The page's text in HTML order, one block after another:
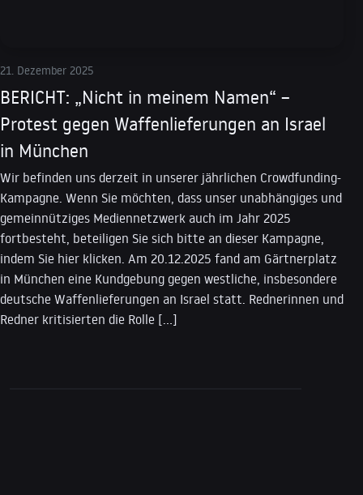
21. Dezember 2025
BERICHT: „Nicht in meinem Namen“ –
Protest gegen Waffenlieferungen an Israel
in München
Wir befinden uns derzeit in unserer jährlichen Crowdfunding-
Kampagne. Wenn Sie möchten, dass unser unabhängiges und
gemeinnütziges Mediennetzwerk auch im Jahr 2025
fortbesteht, beteiligen Sie sich bitte an dieser Kampagne,
indem Sie hier klicken. Am 20.12.2025 fand am Gärtnerplatz
in München eine Kundgebung gegen westliche, insbesondere
deutsche Waffenlieferungen an Israel statt. Rednerinnen und
Redner kritisierten die Rolle […]